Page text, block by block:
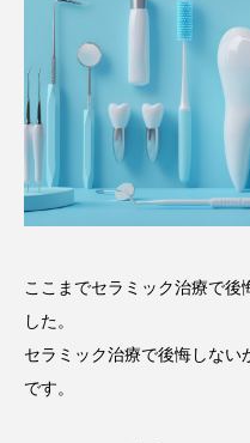
ここまでセラミック治療で後
した。
セラミック治療で後悔しない
です。